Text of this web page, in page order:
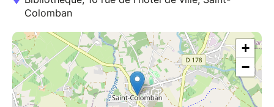
Colomban
+
−